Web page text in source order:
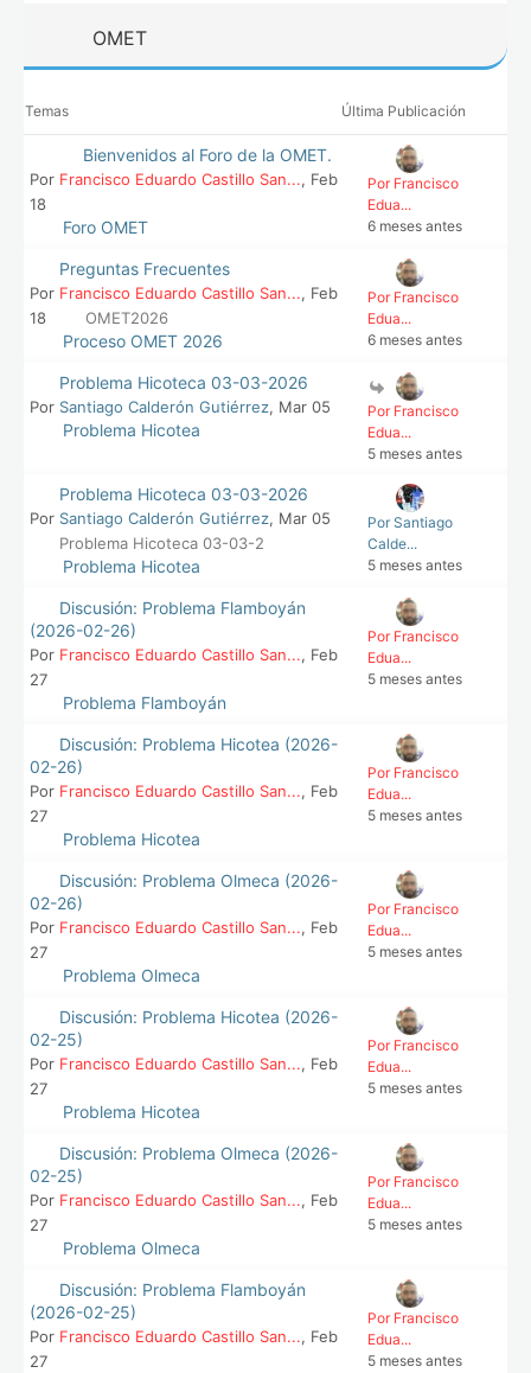
OMET
Temas Última Publicación
Bienvenidos al Foro de la OMET.
Por Francisco Eduardo Castillo San..., Feb
18
Foro OMET
Por Francisco
Edua...
6 meses antes
Preguntas Frecuentes
Por Francisco Eduardo Castillo San..., Feb
18
OMET2026
Proceso OMET 2026
Por Francisco
Edua...
6 meses antes
Problema Hicoteca 03-03-2026
Por Santiago Calderón Gutiérrez, Mar 05
Problema Hicotea
Por Francisco
Edua...
5 meses antes
Problema Hicoteca 03-03-2026
Por Santiago Calderón Gutiérrez, Mar 05
Problema Hicoteca 03-03-2
Problema Hicotea
Por Santiago
Calde...
5 meses antes
Discusión: Problema Flamboyán
(2026-02-26)
Por Francisco Eduardo Castillo San..., Feb
27
Problema Flamboyán
Por Francisco
Edua...
5 meses antes
Discusión: Problema Hicotea (2026-
02-26)
Por Francisco Eduardo Castillo San..., Feb
27
Problema Hicotea
Por Francisco
Edua...
5 meses antes
Discusión: Problema Olmeca (2026-
02-26)
Por Francisco Eduardo Castillo San..., Feb
27
Problema Olmeca
Por Francisco
Edua...
5 meses antes
Discusión: Problema Hicotea (2026-
02-25)
Por Francisco Eduardo Castillo San..., Feb
27
Problema Hicotea
Por Francisco
Edua...
5 meses antes
Discusión: Problema Olmeca (2026-
02-25)
Por Francisco Eduardo Castillo San..., Feb
27
Problema Olmeca
Por Francisco
Edua...
5 meses antes
Discusión: Problema Flamboyán
(2026-02-25)
Por Francisco Eduardo Castillo San..., Feb
27
Por Francisco
Edua...
5 meses antes